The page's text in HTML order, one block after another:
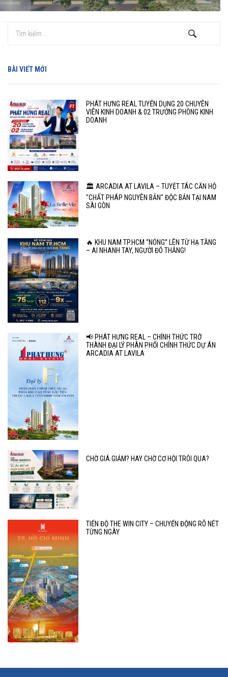
BÀI VIẾT MỚI
PHÁT HƯNG REAL TUYỂN DỤNG 20 CHUYÊN
VIÊN KINH DOANH & 02 TRƯỞNG PHÒNG KINH
DOANH
🏛️ ARCADIA AT LAVILA – TUYỆT TÁC CĂN HỘ
"CHẤT PHÁP NGUYÊN BẢN" ĐỘC BẢN TẠI NAM
SÀI GÒN
🔥 KHU NAM TP.HCM “NÓNG” LÊN TỪ HẠ TẦNG
– AI NHANH TAY, NGƯỜI ĐÓ THẮNG!
📢 PHÁT HƯNG REAL – CHÍNH THỨC TRỞ
THÀNH ĐẠI LÝ PHÂN PHỐI CHÍNH THỨC DỰ ÁN
ARCADIA AT LAVILA
CHỜ GIÁ GIẢM? HAY CHỜ CƠ HỘI TRÔI QUA?
TIẾN ĐỘ THE WIN CITY – CHUYỂN ĐỘNG RÕ NÉT
TỪNG NGÀY